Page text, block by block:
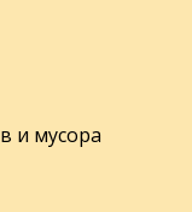
и мусора